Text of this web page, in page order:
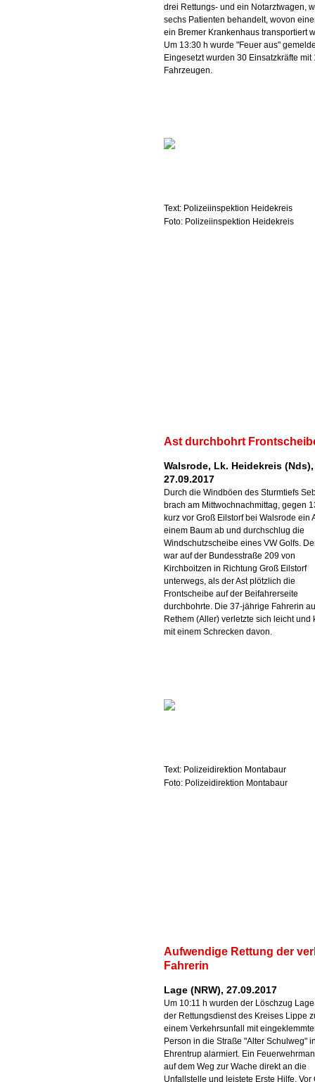
drei Rettungs- und ein Notarztwagen,
sechs Patienten behandelt, wovon
ein Bremer Krankenhaus transportiert
Um 13:30 h wurde "Feuer aus"
Eingesetzt wurden 30 Einsatzkräfte mit
Fahrzeugen.
Text: Polizeiinspektion Heidekreis
Foto: Polizeiinspektion Heidekreis
Ast durchbohrt
Walsrode, Lk. Heidekreis (Nds),
27.09.2017
Durch die Windböen des Sturmtiefs
brach am Mittwochnachmittag, gegen
kurz vor Groß Eilstorf bei Walsrode ein
einem Baum ab und durchschlug die
Windschutzscheibe eines VW Golfs.
war auf der Bundesstraße 209 von
Kirchboitzen in Richtung Groß Eilstorf
unterwegs, als der Ast plötzlich die
Frontscheibe auf der Beifahrerseite
durchbohrte. Die 37-jährige Fahrerin
Rethem (Aller) verletzte sich leicht und
mit einem Schrecken davon.
Text: Polizeidirektion Montabaur
Foto: Polizeidirektion Montabaur
Aufwendige Rettung der
Fahrerin
Lage (NRW), 27.09.2017
Um 10:11 h wurden der Löschzug
der Rettungsdienst des Kreises Lippe
einem Verkehrsunfall mit
Person in die Straße "Alter Schulweg"
Ehrentrup alarmiert. Ein
auf dem Weg zur Wache direkt an die
Unfallstelle und leistete Erste Hilfe. Vor